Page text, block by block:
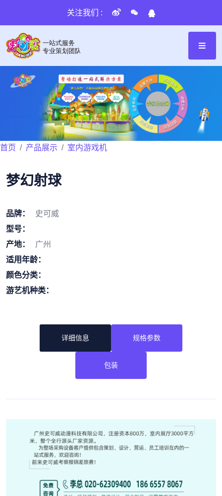
关注我们 :
首页 产品展示 室内游戏机
梦幻射球
品牌：
史可威
型号：
产地：
广州
适用年龄：
颜色分类：
游艺机种类：
详细信息 规格参数
包装